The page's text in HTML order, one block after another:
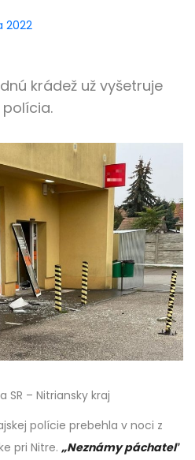
2022
krádež už vyšetruje
SR – Nitriansky kraj
polície prebehla v noci z
pri Nitre. „Neznámy páchateľ